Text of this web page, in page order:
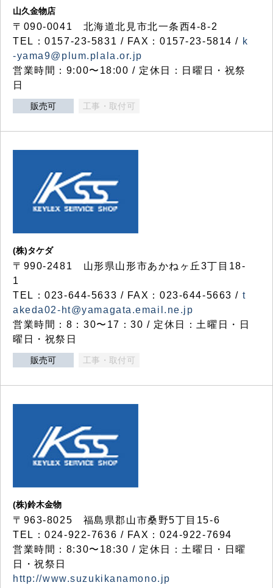
山久金物店
〒090-0041 北海道北見市北一条西4-8-2
TEL：0157-23-5831 / FAX：0157-23-5814 / k
-yama9@plum.plala.or.jp
営業時間：9:00〜18:00 / 定休日：日曜日・祝祭
日
販売可 工事・取付可
(株)タケダ
〒990-2481 山形県山形市あかねヶ丘3丁目18-
1
TEL：023-644-5633 / FAX：023-644-5663 / t
akeda02-ht@yamagata.email.ne.jp
営業時間：8：30〜17：30 / 定休日：土曜日・日
曜日・祝祭日
販売可 工事・取付可
(株)鈴木金物
〒963-8025 福島県郡山市桑野5丁目15-6
TEL：024-922-7636 / FAX：024-922-7694
営業時間：8:30〜18:30 / 定休日：土曜日・日曜
日・祝祭日
http://www.suzukikanamono.jp